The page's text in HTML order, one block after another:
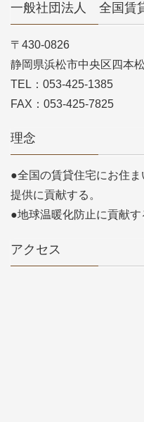
一般社団法人 全国賃
〒430-0826
静岡県浜松市中央区四本
TEL：053-425-1385
FAX：053-425-7825
理念
●全国の賃貸住宅にお住
提供に貢献する。
●地球温暖化防止に貢献す
アクセス